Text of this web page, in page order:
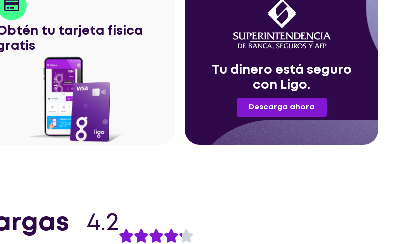
tu tarjeta física
Tu dinero está seguro
con Ligo.
Descarga ahora
4.2